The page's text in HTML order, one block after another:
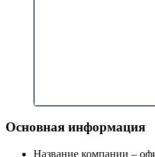
Основная информация
Название компании –